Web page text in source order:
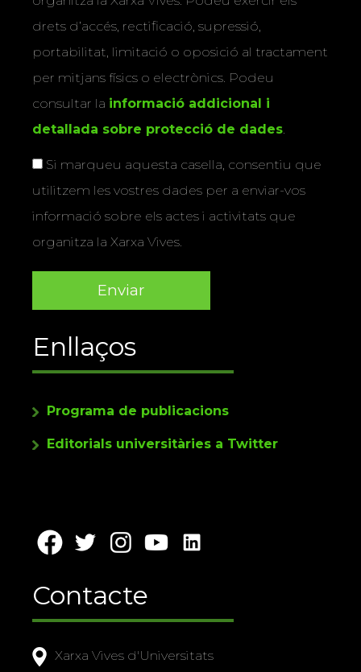
drets d’accés, rectificació, supressió,
portabilitat, limitació o oposició al tractament
per mitjans físics o electrònics. Podeu
consultar la informació addicional i
detallada sobre protecció de dades.
Si marqueu aquesta casella, consentiu que
utilitzem les vostres dades per a enviar-vos
informació sobre els actes i activitats que
organitza la Xarxa Vives.
Enllaços
Programa de publicacions
Editorials universitàries a Twitter
Contacte
Xarxa Vives d'Universitats